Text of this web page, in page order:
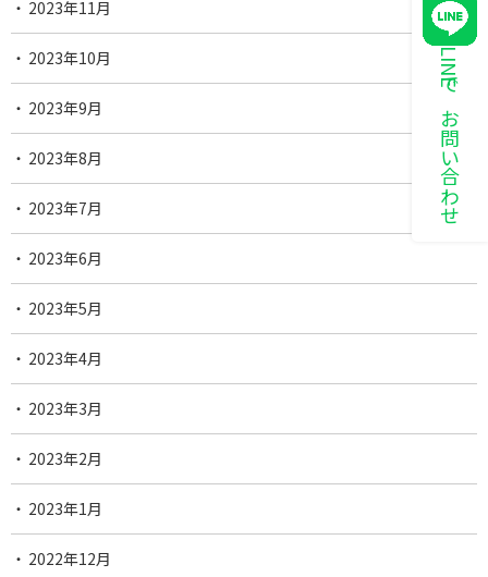
LINEでお問い合わせ
2023年11月
2023年10月
2023年9月
2023年8月
2023年7月
2023年6月
2023年5月
2023年4月
2023年3月
2023年2月
2023年1月
2022年12月